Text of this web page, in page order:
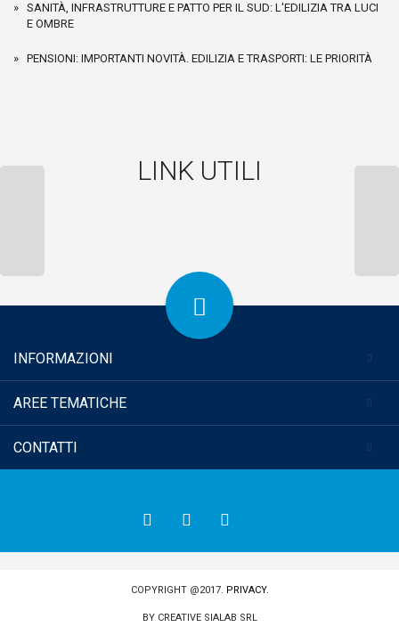
SANITÀ, INFRASTRUTTURE E PATTO PER IL SUD: L'EDILIZIA TRA LUCI
E OMBRE
PENSIONI: IMPORTANTI NOVITÀ. EDILIZIA E TRASPORTI: LE PRIORITÀ
LINK UTILI
INFORMAZIONI
AREE TEMATICHE
CONTATTI
COPYRIGHT @2017. PRIVACY.
BY CREATIVE SIALAB SRL